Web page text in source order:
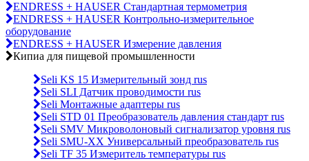
ENDRESS + HAUSER Стандартная термометрия
ENDRESS + HAUSER Контрольно-измерительное
оборудование
ENDRESS + HAUSER Измерение давления
Кипиа для пищевой промышленности
Seli KS 15 Измерительный зонд rus
Seli SLI Датчик проводимости rus
Seli Монтажные адаптеры rus
Seli STD 01 Преобразователь давления стандарт rus
Seli SMV Микроволоновый сигнализатор уровня rus
Seli SMU-ХХ Универсальный преобразователь rus
Seli TF 35 Измеритель температуры rus